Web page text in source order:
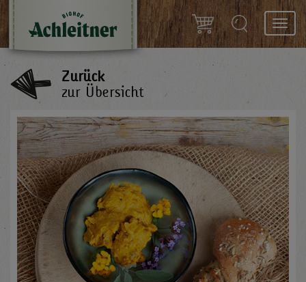
Zurück
zur Übersicht